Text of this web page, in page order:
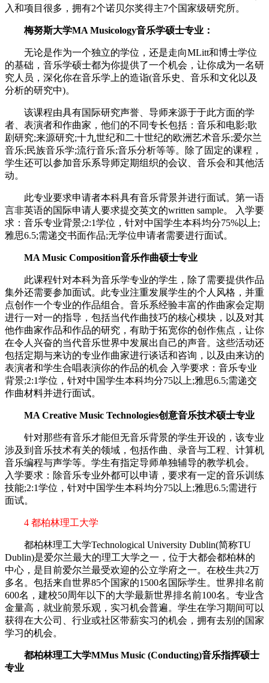
入和项目很多，拥有2个诺贝尔奖得主7个国家级研究所。
梅努斯大学MA Musicology音乐学硕士专业：
无论是作为一个独立的学位，还是走向MLitt和博士学位
的基础，音乐学硕士都为你提供了一个机会，让你成为一名研
究人员，深化你在音乐学上的造诣(音乐史、音乐和文化以及
分析的研究中)。
该课程由具有国际研究声誉、导师来源于于此方面的学
者、表演者和作曲家，他们的不同专长包括：音乐和电影;歌
剧研究;来源研究;十九世纪和二十世纪的欧洲艺术音乐;爱尔兰
音乐;民族音乐学;流行音乐;音乐分析等等。除了固定的课程，
学生还可以参加音乐系导师定期组织的会议、音乐会和其他活
动。
此专业要求申请者本科具有音乐背景并进行面试。第一语
言非英语的国际申请人要求提交英文的written sample。 入学要
求：音乐专业背景;2:1学位，针对中国学生本科均分75%以上;
雅思6.5;需递交书面作品;无学位申请者需要进行面试。
MA Music Composition音乐作曲硕士专业
此课程针对本科为音乐学专业的学生，除了需要提供作品
集外还需要参加面试。此专业注重发展学生的个人风格，并重
点创作一个专业的作品组合。音乐系经验丰富的作曲家会定期
进行一对一的指导，包括当代作曲技巧的核心模块，以及对其
他作曲家作品和作品的研究，有助于拓宽你的创作焦点，让你
在令人兴奋的当代音乐世界中发展出自己的声音。这些活动还
包括定期与来访的专业作曲家进行谈话和咨询，以及由来访的
表演者和学生合唱表演你的作品的机会 入学要求：音乐专业
背景;2:1学位，针对中国学生本科均分75以上;雅思6.5;需递交
作曲材料并进行面试。
MA Creative Music Technologies创意音乐技术硕士专业
针对那些有音乐才能但无音乐背景的学生开设的，该专业
涉及到音乐技术有关的领域，包括作曲、录音与工程、计算机
音乐编程与声学等。学生有指定导师单独辅导的教学机会。
入学要求：除音乐专业外都可以申请，要求有一定的音乐训练
技能;2:1学位，针对中国学生本科均分75以上;雅思6.5;需进行
面试。
4 都柏林理工大学
都柏林理工大学Technological University Dublin(简称TU
Dublin)是爱尔兰最大的理工大学之一，位于大都会都柏林的
中心，是目前爱尔兰最受欢迎的公立学府之一。在校生共2万
多名。包括来自世界85个国家的1500名国际学生。世界排名前
600名，建校50周年以下的大学最新世界排名前100名。专业含
金量高，就业前景乐观，实习机会普遍。学生在学习期间可以
获得在大公司、行业或社区带薪实习的机会，拥有去别的国家
学习的机会。
都柏林理工大学MMus Music (Conducting)音乐指挥硕士
专业